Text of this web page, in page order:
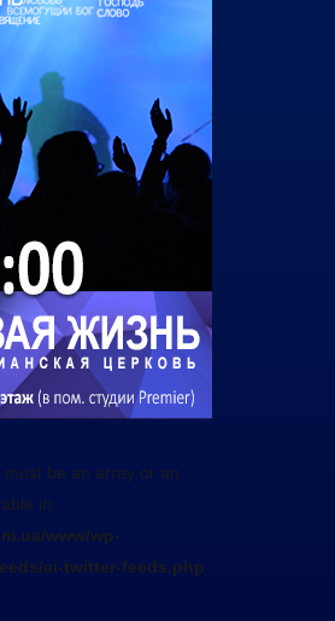
be an array or an
in
www/wp-
ai-twitter-feeds.php